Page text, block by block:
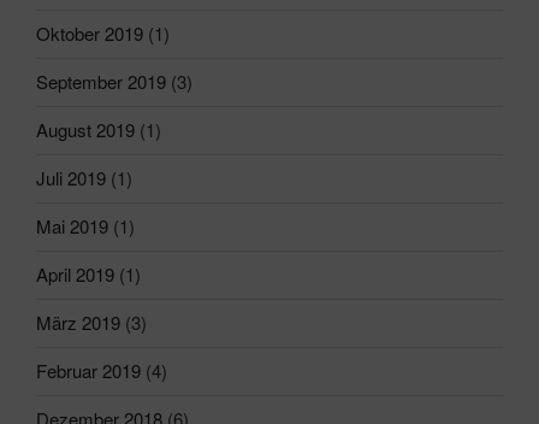
Oktober 2019 (1)
September 2019 (3)
August 2019 (1)
Juli 2019 (1)
Mai 2019 (1)
April 2019 (1)
März 2019 (3)
Februar 2019 (4)
Dezember 2018 (6)